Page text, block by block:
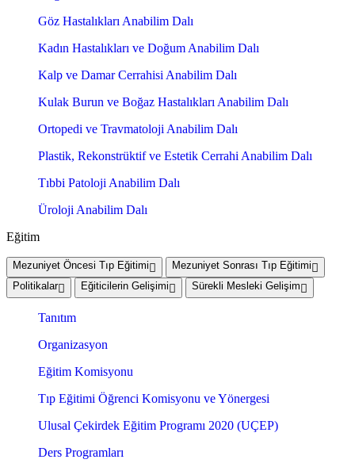
Göz Hastalıkları Anabilim Dalı
Kadın Hastalıkları ve Doğum Anabilim Dalı
Kalp ve Damar Cerrahisi Anabilim Dalı
Kulak Burun ve Boğaz Hastalıkları Anabilim Dalı
Ortopedi ve Travmatoloji Anabilim Dalı
Plastik, Rekonstrüktif ve Estetik Cerrahi Anabilim Dalı
Tıbbi Patoloji Anabilim Dalı
Üroloji Anabilim Dalı
Eğitim
Mezuniyet Öncesi Tıp Eğitimi
Mezuniyet Sonrası Tıp Eğitimi
Politikalar
Eğiticilerin Gelişimi Sürekli Mesleki Gelişim
Tanıtım
Organizasyon
Eğitim Komisyonu
Tıp Eğitimi Öğrenci Komisyonu ve Yönergesi
Ulusal Çekirdek Eğitim Programı 2020 (UÇEP)
Ders Programları